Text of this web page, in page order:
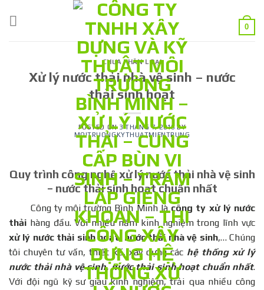
0
CHƯA PHÂN LOẠI
Xử lý nước thải nhà vệ sinh – nước
thải sinh hoạt
POSTED ON 3 THÁNG 7, 2016 BY
MOITRUONGKYTHUATMIENTRUNG
Quy trình công nghệ xử lý nước thải nhà vệ sinh
– nước thải sinh hoạt chuẩn nhất
Công ty môi trường Bình Minh làcông ty xử lý nước
thải hàng đầu. Với nhiều năm kinh nghiệm trong lĩnh vực
xử lý nước thải sinh hoạt, nước thải nhà vệ sinh,… Chúng
tôi chuyên tư vấn, thiết kế, xây dựng các hệ thống xử lý
nước thải nhà vệ sinh, nước thải sinh hoạt chuẩn nhất.
Với đội ngũ kỹ sư giàu kinh nghiệm, trải qua nhiều công